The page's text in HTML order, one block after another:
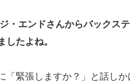
・エンドさんからバックス
たよね。
「緊張しますか？」と話し